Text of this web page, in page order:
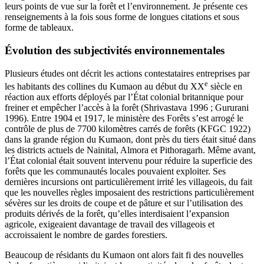
leurs points de vue sur la forêt et l’environnement. Je présente ces
renseignements à la fois sous forme de longues citations et sous
forme de tableaux.
Évolution des subjectivités environnementales
Plusieurs études ont décrit les actions contestataires entreprises par
les habitants des collines du Kumaon au début du XXe siècle en
réaction aux efforts déployés par l’État colonial britannique pour
freiner et empêcher l’accès à la forêt (Shrivastava 1996 ; Gururani
1996). Entre 1904 et 1917, le ministère des Forêts s’est arrogé le
contrôle de plus de 7700 kilomètres carrés de forêts (KFGC 1922)
dans la grande région du Kumaon, dont près du tiers était situé dans
les districts actuels de Nainital, Almora et Pithoragarh. Même avant,
l’État colonial était souvent intervenu pour réduire la superficie des
forêts que les communautés locales pouvaient exploiter. Ses
dernières incursions ont particulièrement irrité les villageois, du fait
que les nouvelles règles imposaient des restrictions particulièrement
sévères sur les droits de coupe et de pâture et sur l’utilisation des
produits dérivés de la forêt, qu’elles interdisaient l’expansion
agricole, exigeaient davantage de travail des villageois et
accroissaient le nombre de gardes forestiers.
Beaucoup de résidants du Kumaon ont alors fait fi des nouvelles